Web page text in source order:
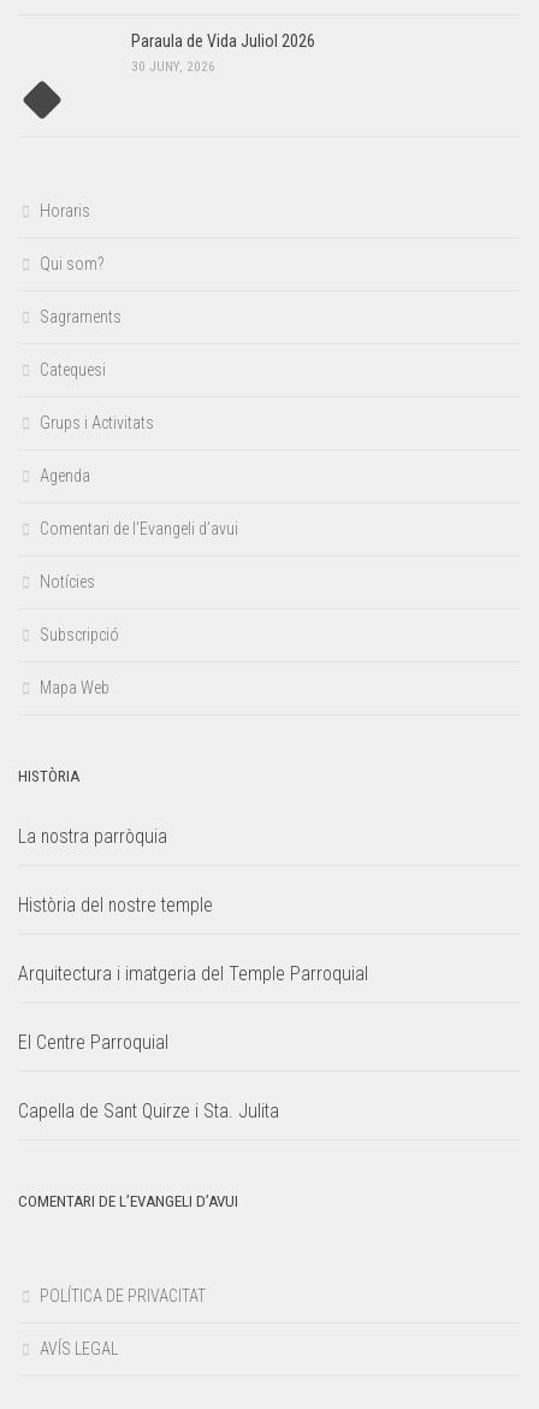
Paraula de Vida Juliol 2026
30 JUNY, 2026
Horaris
Qui som?
Sagraments
Catequesi
Grups i Activitats
Agenda
Comentari de l’Evangeli d’avui
Notícies
Subscripció
Mapa Web
HISTÒRIA
La nostra parròquia
Història del nostre temple
Arquitectura i imatgeria del Temple Parroquial
El Centre Parroquial
Capella de Sant Quirze i Sta. Julita
COMENTARI DE L’EVANGELI D’AVUI
POLÍTICA DE PRIVACITAT
AVÍS LEGAL